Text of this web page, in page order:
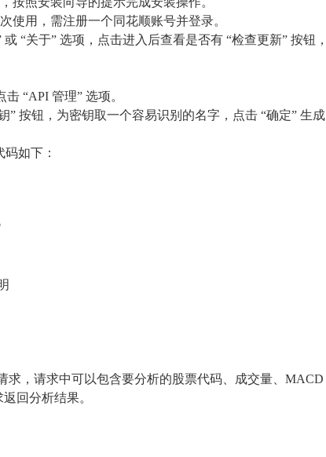
使用，需注册一个同花顺账号并登录。
“关于” 选项，点击进入后查看是否有 “检查更新” 按钮，
“API 管理” 选项。
” 按钮，为密钥取一个容易识别的名字，点击 “确定” 生成
如下：
求，请求中可以包含要分析的股票代码、成交量、MACD
回分析结果。